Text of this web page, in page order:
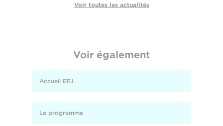
Voir toutes les actualités
Voir également
Accueil EFJ
Le programme